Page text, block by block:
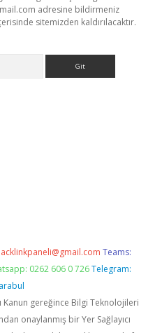
adresine bildirmeniz
sitemizden kaldırılacaktır.
Teams:
0262 606 0 726 Telegram:
Kanun gereğince Bilgi Teknolojileri
onaylanmış bir Yer Sağlayıcı